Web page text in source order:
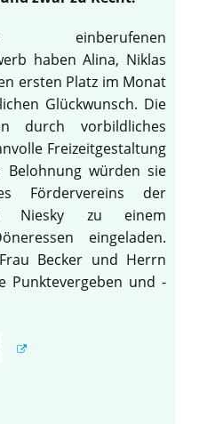
haben Alina, Niklas
ersten Platz im Monat
Glückwunsch. Die
durch vorbildliches
Freizeitgestaltung
Belohnung würden sie
Fördervereins der
Niesky zu einem
eingeladen.
Becker und Herrn
Punktevergeben und -